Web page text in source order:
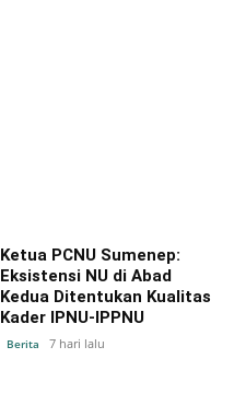
Ketua PCNU Sumenep:
Eksistensi NU di Abad
Kedua Ditentukan Kualitas
Kader IPNU-IPPNU
Berita 7 hari lalu